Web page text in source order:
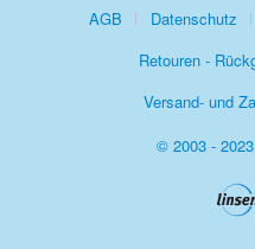
AGB Datenschutz
Retouren -
Versand- und
© 2003 -